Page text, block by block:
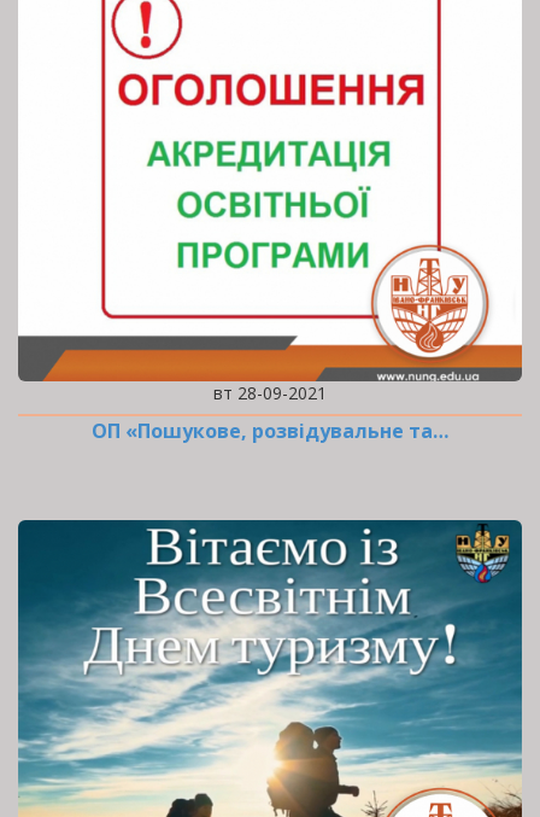
вт 28-09-2021
ОП «Пошукове, розвідувальне та…